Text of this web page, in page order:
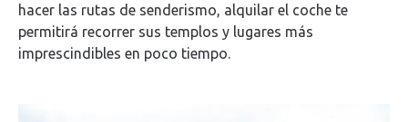
hacer las rutas de senderismo, alquilar el coche te
permitirá recorrer sus templos y lugares más
imprescindibles en poco tiempo.